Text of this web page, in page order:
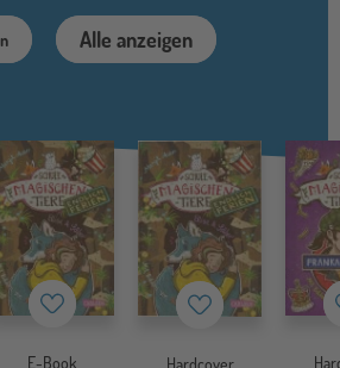
Alle anzeigen
Merkzettel
E-Book
Merkzettel
Hardcover